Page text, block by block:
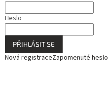
Heslo
PŘIHLÁSIT SE
Nová registraceZapomenuté heslo